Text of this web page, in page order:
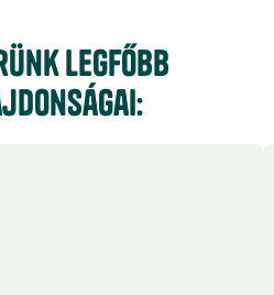
legfőbb